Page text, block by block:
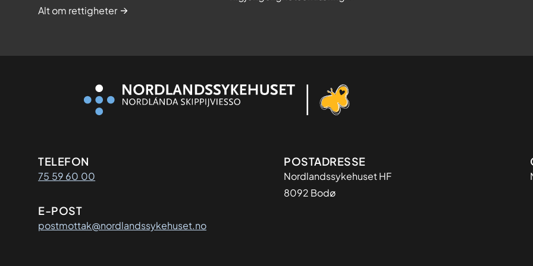
Alt om rettigheter
Kontaktinformasjon
TELEFON
75 59 60 00
E-POST
postmottak@nordlandssykehuset.no
Adresse
POSTADRESSE
Nordlandssykehuset HF
8092 Bodø